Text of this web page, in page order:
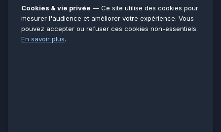
Essonne
Seine-et-Marne
Voir toutes les villes →
Cookies & vie privée — Ce site utilise des cookies pour
mesurer l'audience et améliorer votre expérience. Vous
pouvez accepter ou refuser ces cookies non-essentiels.
En savoir plus.